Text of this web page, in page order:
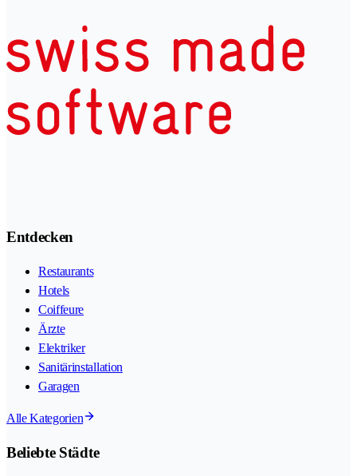
Entdecken
Restaurants
Hotels
Coiffeure
Ärzte
Elektriker
Sanitärinstallation
Garagen
Alle Kategorien
Beliebte Städte